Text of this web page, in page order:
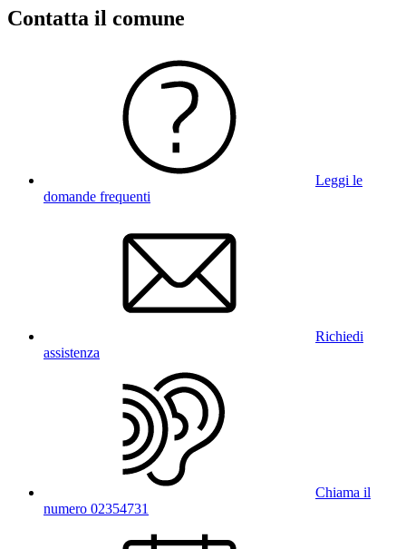
Contatta il comune
Leggi le
domande frequenti
Richiedi
assistenza
Chiama il
numero 02354731